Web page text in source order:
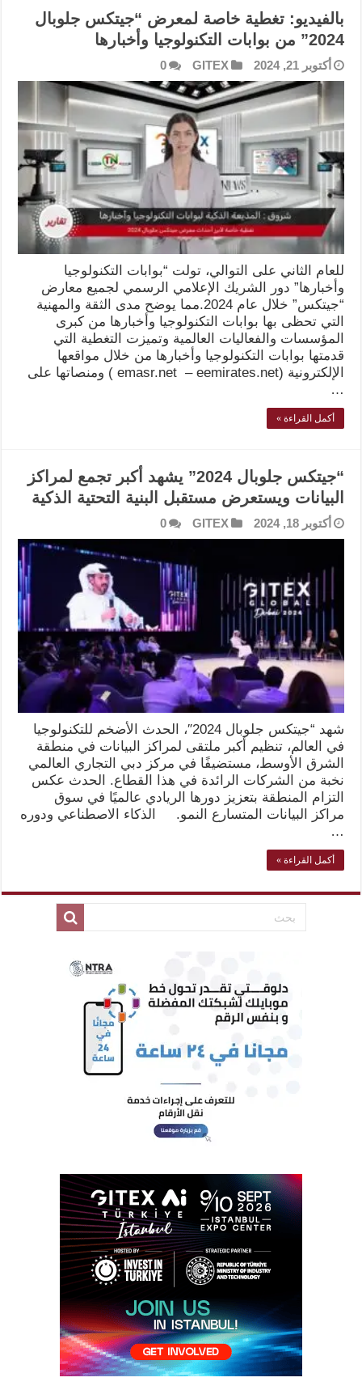
بالفيديو: تغطية خاصة لمعرض “جيتكس جلوبال
2024” من بوابات التكنولوجيا وأخبارها
أكتوبر 21, 2024 GITEX
0
للعام الثاني على التوالي، تولت “بوابات التكنولوجيا
وأخبارها” دور الشريك الإعلامي الرسمي لجميع معارض
“جيتكس” خلال عام 2024.مما يوضح مدى الثقة والمهنية
التي تحظى بها بوابات التكنولوجيا وأخبارها من كبرى
المؤسسات والفعاليات العالمية وتميزت التغطية التي
قدمتها بوابات التكنولوجيا وأخبارها من خلال مواقعها
الإلكترونية (emasr.net – eemirates.net ) ومنصاتها على
…
أكمل القراءة »
“جيتكس جلوبال 2024” يشهد أكبر تجمع لمراكز
البيانات ويستعرض مستقبل البنية التحتية الذكية
أكتوبر 18, 2024 GITEX
0
شهد “جيتكس جلوبال 2024″، الحدث الأضخم للتكنولوجيا
في العالم، تنظيم أكبر ملتقى لمراكز البيانات في منطقة
الشرق الأوسط، مستضيفًا في مركز دبي التجاري العالمي
نخبة من الشركات الرائدة في هذا القطاع. الحدث عكس
التزام المنطقة بتعزيز دورها الريادي عالميًا في سوق
مراكز البيانات المتسارع النمو. الذكاء الاصطناعي ودوره
…
أكمل القراءة »